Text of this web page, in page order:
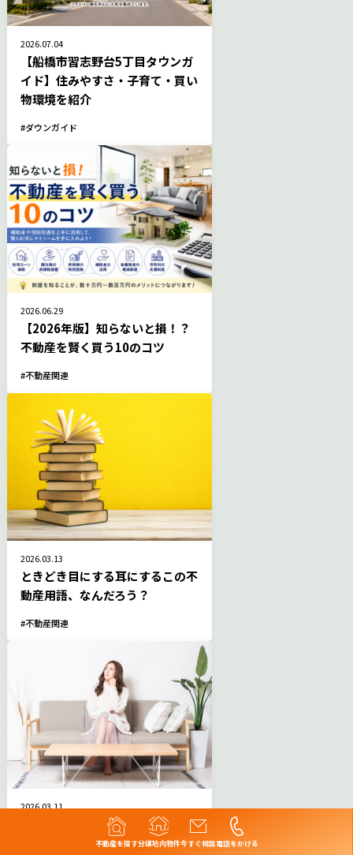
不動産を探す分譲地内物件今すぐ相談電話をかける
2026.07.04
【船橋市習志野台5丁目タウンガ
イド】住みやすさ・子育て・買い
物環境を紹介
ダウンガイド
2026.06.29
【2026年版】知らないと損！？
不動産を賢く買う10のコツ
不動産関連
2026.03.13
ときどき目にする耳にするこの不
動産用語、なんだろう？
不動産関連
2026.03.11
新しいおうちを買いたい･･･でも
どうしたらいい？ 〜購入の流れ